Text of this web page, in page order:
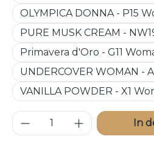
OLYMPICA DONNA - P15
PURE MUSK CREAM -
Primavera d'Oro - G11
UNDERCOVER WOMAN -
VANILLA POWDER - X1
Produkt Anzahl: Gib
In